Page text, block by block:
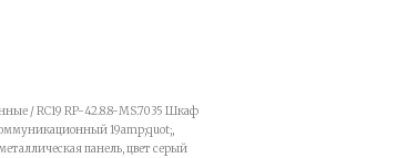
/ RC19 RP-42.8.8-МS.7035 Шкаф
19amp;quot;,
панель, цвет серый